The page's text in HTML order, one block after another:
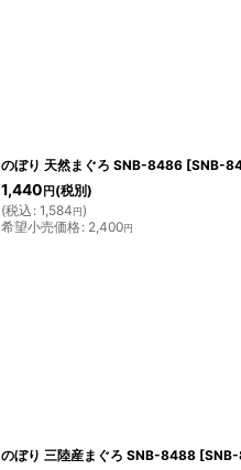
のぼり 天然まぐろ SNB-8486 [SNB-
1,440 円 (税別)
(税込 : 1,584円)
希望小売価格: 2,400円
のぼり 三陸産まぐろ SNB-8488 [